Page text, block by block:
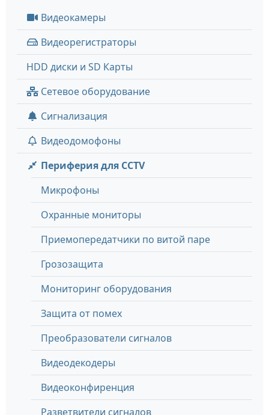
Видеокамеры
Видеорегистраторы
HDD диски и SD Карты
Сетевое оборудование
Сигнализация
Видеодомофоны
Периферия для CCTV
Микрофоны
Охранные мониторы
Приемопередатчики по витой паре
Грозозащита
Мониторинг оборудования
Защита от помех
Преобразователи сигналов
Видеодекодеры
Видеоконфиренция
Разветвители сигналов